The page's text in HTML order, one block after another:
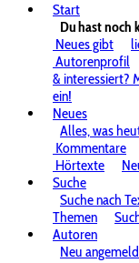
Start
Du hast noch
Neues gibt
Autorenprofil
& interessiert?
ein!
Neues
Alles, was
Kommentare
Hörtexte
Suche
Suche nach
Themen
Autoren
Neu